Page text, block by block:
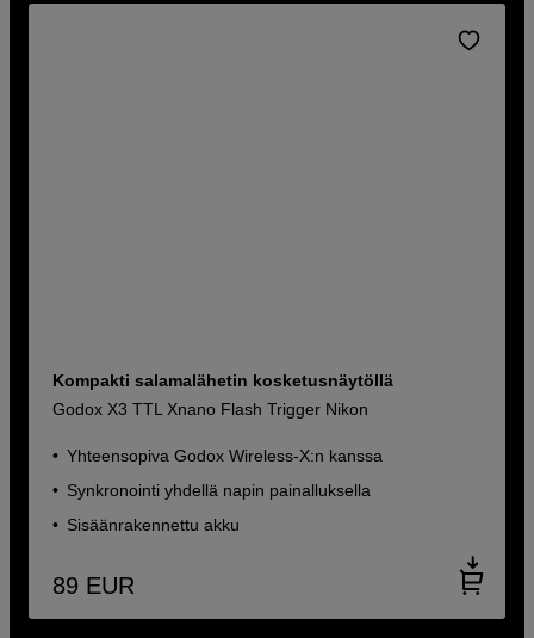
Kompakti salamalähetin kosketusnäytöllä
Godox X3 TTL Xnano Flash Trigger Nikon
Yhteensopiva Godox Wireless-X:n kanssa
Synkronointi yhdellä napin painalluksella
Sisäänrakennettu akku
89 EUR